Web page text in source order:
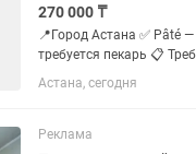
270 000 ₸
📍Город Астана ✅ Pâté — в команду
требуется пекарь 📋 Требования: —
Опыт работы желателен
18 лет — Быстрая
правил —
Астана, сегодня
Реклама